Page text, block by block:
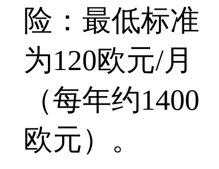
险：最低标准
为120欧元/月
（每年约1400
欧元）。